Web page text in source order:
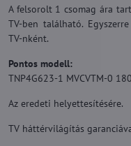
A felsorolt 1 csomag ára
TV-ben található.
TV-nként.
Pontos modell:
TNP4G623-1 MVCVTM-0
Az eredeti helyettesítésére.
TV háttérvilágítás